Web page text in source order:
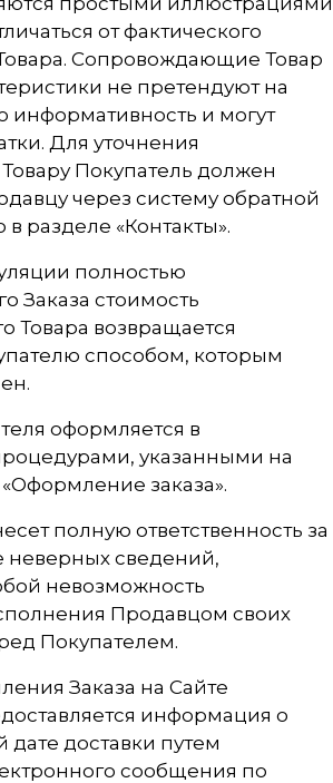
от фактического
Сопровождающие Товар
не претендуют на
и могут
Для уточнения
Покупатель должен
через систему обратной
в разделе «Контакты».
полностью
Заказа стоимость
Товара возвращается
способом, которым
оформляется в
указанными на
заказа».
полную ответственность за
неверных сведений,
невозможность
Продавцом своих
Покупателем.
Заказа на Сайте
информация о
доставки путем
сообщения по